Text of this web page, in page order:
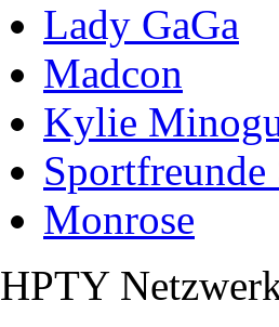
Lady GaGa
Madcon
Kylie
Monrose
HPTY